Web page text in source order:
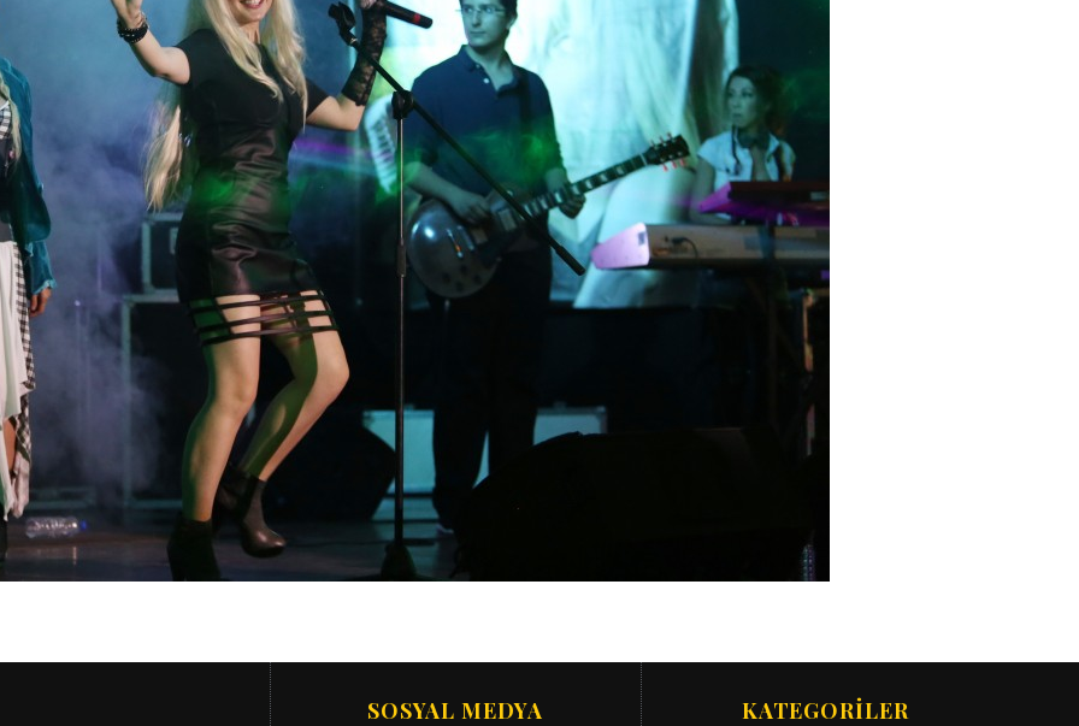
SOSYAL MEDYA KATEGORİLER